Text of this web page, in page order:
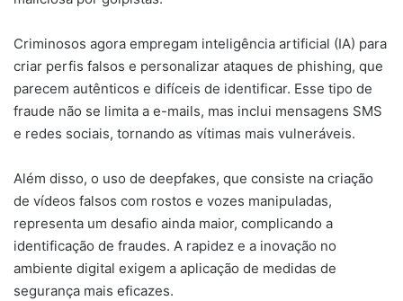
Criminosos agora empregam inteligência artificial (IA) para
criar perfis falsos e personalizar ataques de phishing, que
parecem autênticos e difíceis de identificar. Esse tipo de
fraude não se limita a e-mails, mas inclui mensagens SMS
e redes sociais, tornando as vítimas mais vulneráveis.
Além disso, o uso de deepfakes, que consiste na criação
de vídeos falsos com rostos e vozes manipuladas,
representa um desafio ainda maior, complicando a
identificação de fraudes. A rapidez e a inovação no
ambiente digital exigem a aplicação de medidas de
segurança mais eficazes.